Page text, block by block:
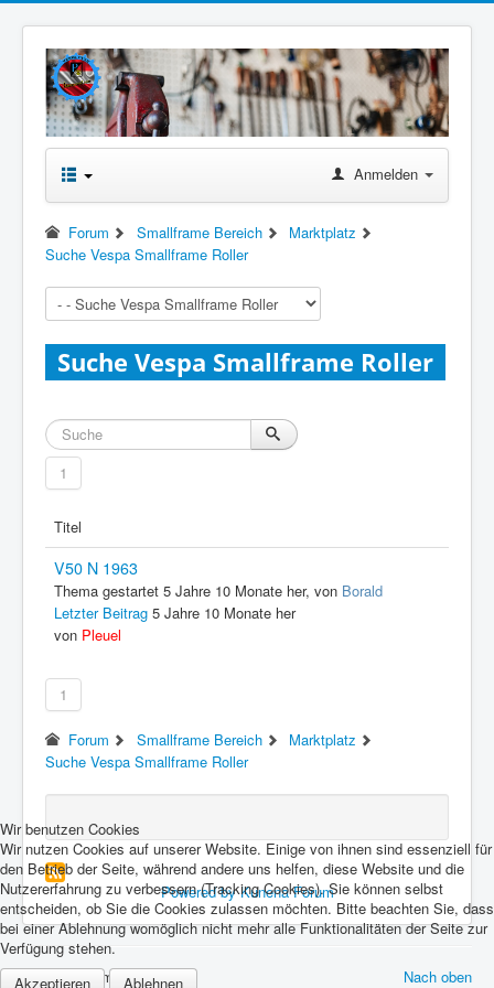
Anmelden
Forum Smallframe Bereich
Marktplatz
Suche Vespa Smallframe Roller
Suche Vespa Smallframe Roller
1
Titel
V50 N 1963
Thema gestartet 5 Jahre 10 Monate her, von Borald
Letzter Beitrag 5 Jahre 10 Monate her
von Pleuel
1
Forum Smallframe Bereich
Marktplatz
Suche Vespa Smallframe Roller
Powered by Kunena Forum
Nach oben
© 2026 Forum Vespa Cult
Wir benutzen Cookies
Wir nutzen Cookies auf unserer Website. Einige von ihnen sind essenziell für
den Betrieb der Seite, während andere uns helfen, diese Website und die
Nutzererfahrung zu verbessern (Tracking Cookies). Sie können selbst
entscheiden, ob Sie die Cookies zulassen möchten. Bitte beachten Sie, dass
bei einer Ablehnung womöglich nicht mehr alle Funktionalitäten der Seite zur
Verfügung stehen.
Akzeptieren
Ablehnen